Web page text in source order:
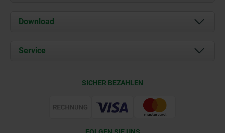
Über uns
Kontakt
Download
Dokumente
Service
SICHER BEZAHLEN